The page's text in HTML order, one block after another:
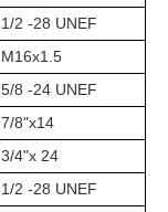
1/2 -28 UNEF
M16x1.5
5/8 -24 UNEF
7/8"x14
3/4"x 24
1/2 -28 UNEF